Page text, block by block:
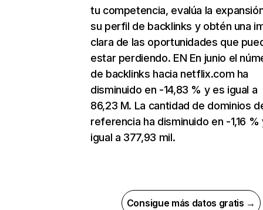
tu competencia, evalúa la
su perfil de backlinks y obtén una
clara de las oportunidades que
estar perdiendo. EN En junio el
de backlinks hacia netflix.com ha
disminuido en -14,83 % y es igual a
86,23 M. La cantidad de dominios
referencia ha disminuido en -1,16 %
igual a 377,93 mil.
Consigue más datos gratis →